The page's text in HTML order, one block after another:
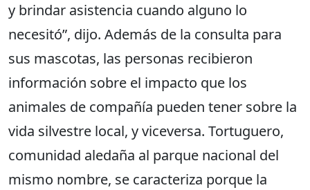
y brindar asistencia cuando alguno lo
necesitó”, dijo. Además de la consulta para
sus mascotas, las personas recibieron
información sobre el impacto que los
animales de compañía pueden tener sobre la
vida silvestre local, y viceversa. Tortuguero,
comunidad aledaña al parque nacional del
mismo nombre, se caracteriza porque la